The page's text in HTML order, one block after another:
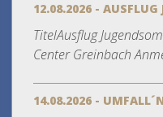
12.08.2026 - AUSFLUG
TitelAusflug
Center Greinbach
14.08.2026 -